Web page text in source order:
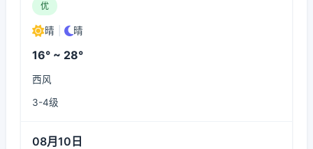
优
晴 晴
16° ~ 28°
西风
3-4级
08月10日